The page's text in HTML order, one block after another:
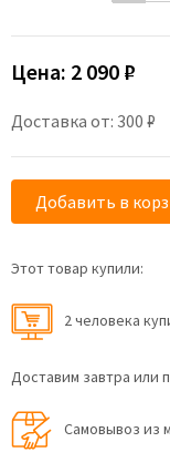
Цена: 2 090 ₽
Доставка от: 300 ₽
Добавить в
Этот товар купили:
2 человекa
Доставим завтра или
Самовывоз из